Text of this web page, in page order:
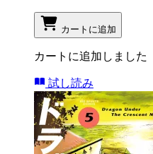
カートに追加
カートに追加しました
試し読み